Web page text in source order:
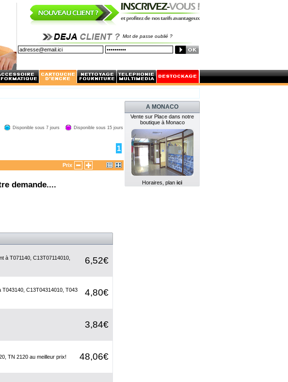
Mot de passe oublié ?
Disponible sous 7 jours Disponible sous 15 jours
1
Prix
demande....
à T071140, C13T07114010,
6,52€
C13T04314010, T043
4,80€
3,84€
TN 2120 au meilleur prix! 48,06€
A MONACO
Vente sur Place dans notre
boutique à Monaco
Horaires, plan ici